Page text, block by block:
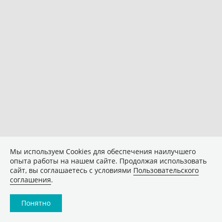
Мы используем Сookies для обеспечения наилучшего
опыта работы на нашем сайте. Продолжая использовать
сайт, вы соглашаетесь с условиями Пользовательского
соглашения.
Понятно